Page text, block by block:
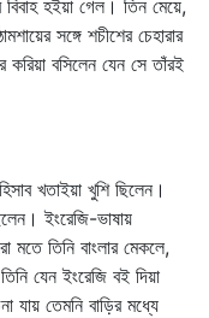
বিবাহ হইয়া গেল। তিন মেয়ে,
সঙ্গে শচীশের চেহারার
বসিলেন যেন সে তাঁরই
খতাইয়া খুশি ছিলেন।
ইংরেজি-ভাষায়
মতে তিনি বাংলার মেকলে,
যেন ইংরেজি বই দিয়া
যায় তেমনি বাড়ির মধ্যে